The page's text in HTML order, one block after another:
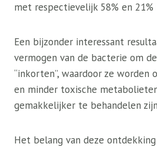
met respectievelijk 58% en 21%
Een bijzonder interessant
vermogen van de bacterie om
“inkorten”, waardoor ze worden
en minder toxische
gemakkelijker te behandelen
Het belang van deze